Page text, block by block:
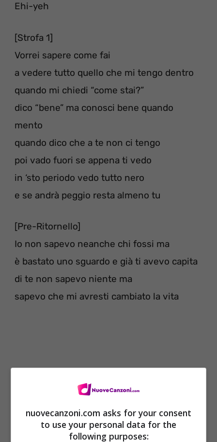
Ehi-yeh
[Strofa 1]
Vorrei sapere come fai
a vedere tutto quello che mi tengo dentro
quando mi chiedi “come stai?”
dico “bene” ma conosci bene quando
mento
quando dico che a te non ci tengo
poi vado fuori se appena ti vedo
in ‘sto periodo vedo tutto nero
e se andrà peggio resta almeno tu
[Pre-Ritornello]
Io non sapevo neanche chi fossi ma
è bastato uno sguardo e già ti avevo capita
di te non sapevo niente ma
sapevo che mi avresti cambiato la vita
nuovecanzoni.com asks for your consent
to use your personal data for the
following purposes: